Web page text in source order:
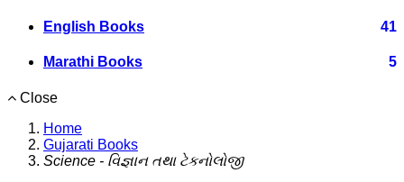
English Books 41
Marathi Books 5
Close
Home
Gujarati Books
Science - વિજ્ઞાન તથા ટેકનોલોજી